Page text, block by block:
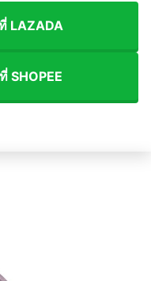
LAZADA
SHOPEE